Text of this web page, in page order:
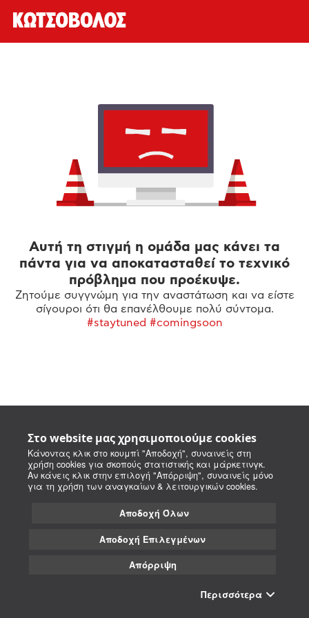
Στο website μας χρησιμοποιούμε cookies
Κάνοντας κλικ στο κουμπί "Αποδοχή", συναινείς στη
χρήση cookies για σκοπούς στατιστικής και μάρκετινγκ.
Αν κάνεις κλικ στην επιλογή "Απόρριψη", συναινείς μόνο
για τη χρήση των αναγκαίων & λειτουργικών cookies.
Αποδοχή Όλων
Αποδοχή Επιλεγμένων
Απόρριψη
Περισσότερα
Αυτή τη στιγμή η ομάδα μας κάνει τα
πάντα για να αποκατασταθεί το τεχνικό
πρόβλημα που προέκυψε.
Ζητούμε συγγνώμη για την αναστάτωση και να είστε
σίγουροι ότι θα επανέλθουμε πολύ σύντομα.
#staytuned #comingsoon